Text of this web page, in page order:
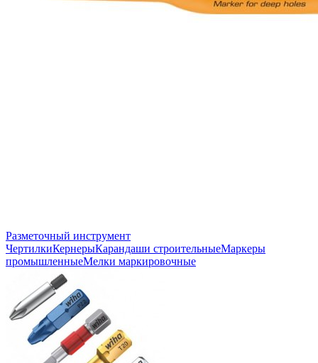
Разметочный инструмент
ЧертилкиКернерыКарандаши строительныеМаркеры
промышленныеМелки маркировочные